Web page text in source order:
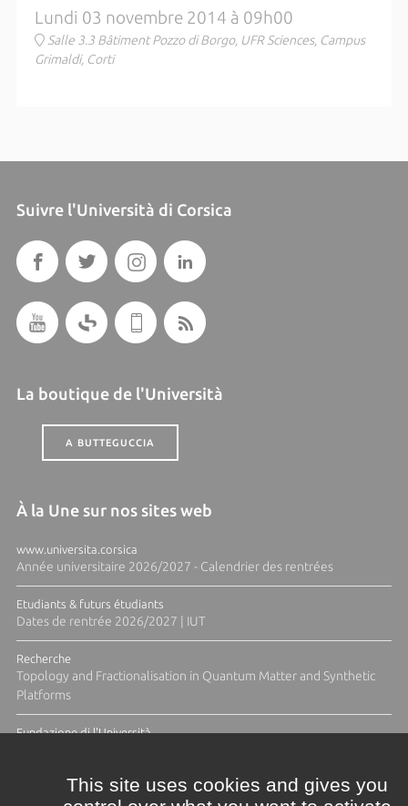
Lundi 03 novembre 2014 à 09h00
Salle 3.3 Bâtiment Pozzo di Borgo, UFR Sciences, Campus
Grimaldi, Corti
Suivre l'Università di Corsica
La boutique de l'Università
A BUTTEGUCCIA
À la Une sur nos sites web
www.universita.corsica
Année universitaire 2026/2027 - Calendrier des rentrées
Etudiants & futurs étudiants
Dates de rentrée 2026/2027 | IUT
Recherche
Topology and Fractionalisation in Quantum Matter and Synthetic
Platforms
Fundazione di l'Università
This site uses cookies and gives you